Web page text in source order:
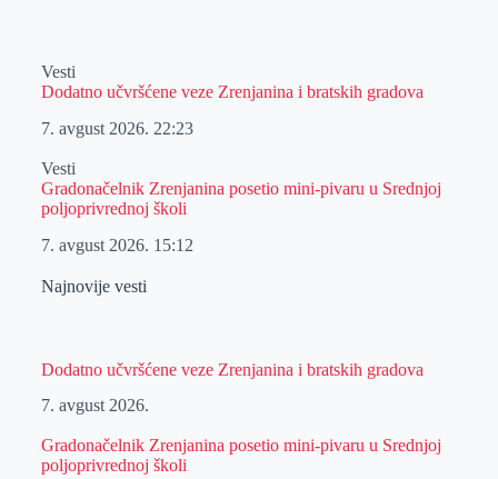
Vesti
Dodatno učvršćene veze Zrenjanina i bratskih gradova
7. avgust 2026. 22:23
Vesti
Gradonačelnik Zrenjanina posetio mini-pivaru u Srednjoj
poljoprivrednoj školi
7. avgust 2026. 15:12
Najnovije vesti
Dodatno učvršćene veze Zrenjanina i bratskih gradova
7. avgust 2026.
Gradonačelnik Zrenjanina posetio mini-pivaru u Srednjoj
poljoprivrednoj školi